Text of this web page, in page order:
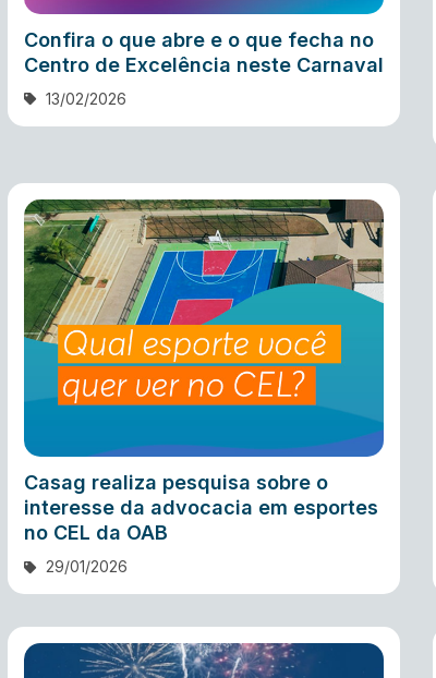
Confira o que abre e o que fecha no
Centro de Excelência neste Carnaval
13/02/2026
Casag realiza pesquisa sobre o
interesse da advocacia em esportes
no CEL da OAB
29/01/2026